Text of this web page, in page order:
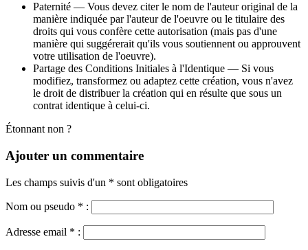
Paternité — Vous devez citer le nom de l'auteur original de la
manière indiquée par l'auteur de l'oeuvre ou le titulaire des
droits qui vous confère cette autorisation (mais pas d'une
manière qui suggérerait qu'ils vous soutiennent ou approuvent
votre utilisation de l'oeuvre).
Partage des Conditions Initiales à l'Identique — Si vous
modifiez, transformez ou adaptez cette création, vous n'avez
le droit de distribuer la création qui en résulte que sous un
contrat identique à celui-ci.
Étonnant non ?
Ajouter un commentaire
Les champs suivis d'un * sont obligatoires
Nom ou pseudo * :
Adresse email * :